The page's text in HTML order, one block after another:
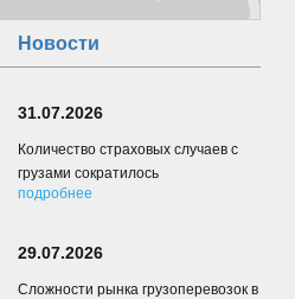
Новости
31.07.2026
Количество страховых случаев с
грузами сократилось
подробнее
29.07.2026
Сложности рынка грузоперевозок в